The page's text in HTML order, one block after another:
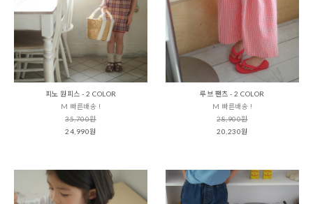
피노 원피스 - 2 COLOR
M 빠른배송 !
35,700원
24,990원
루브 팬츠 - 2 COLOR
M 빠른배송 !
28,900원
20,230원